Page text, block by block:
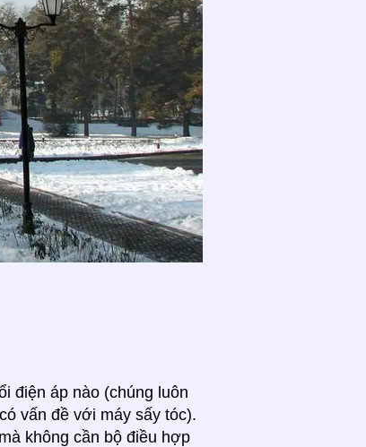
điện áp nào (chúng luôn
vấn đề với máy sấy tóc).
không cần bộ điều hợp